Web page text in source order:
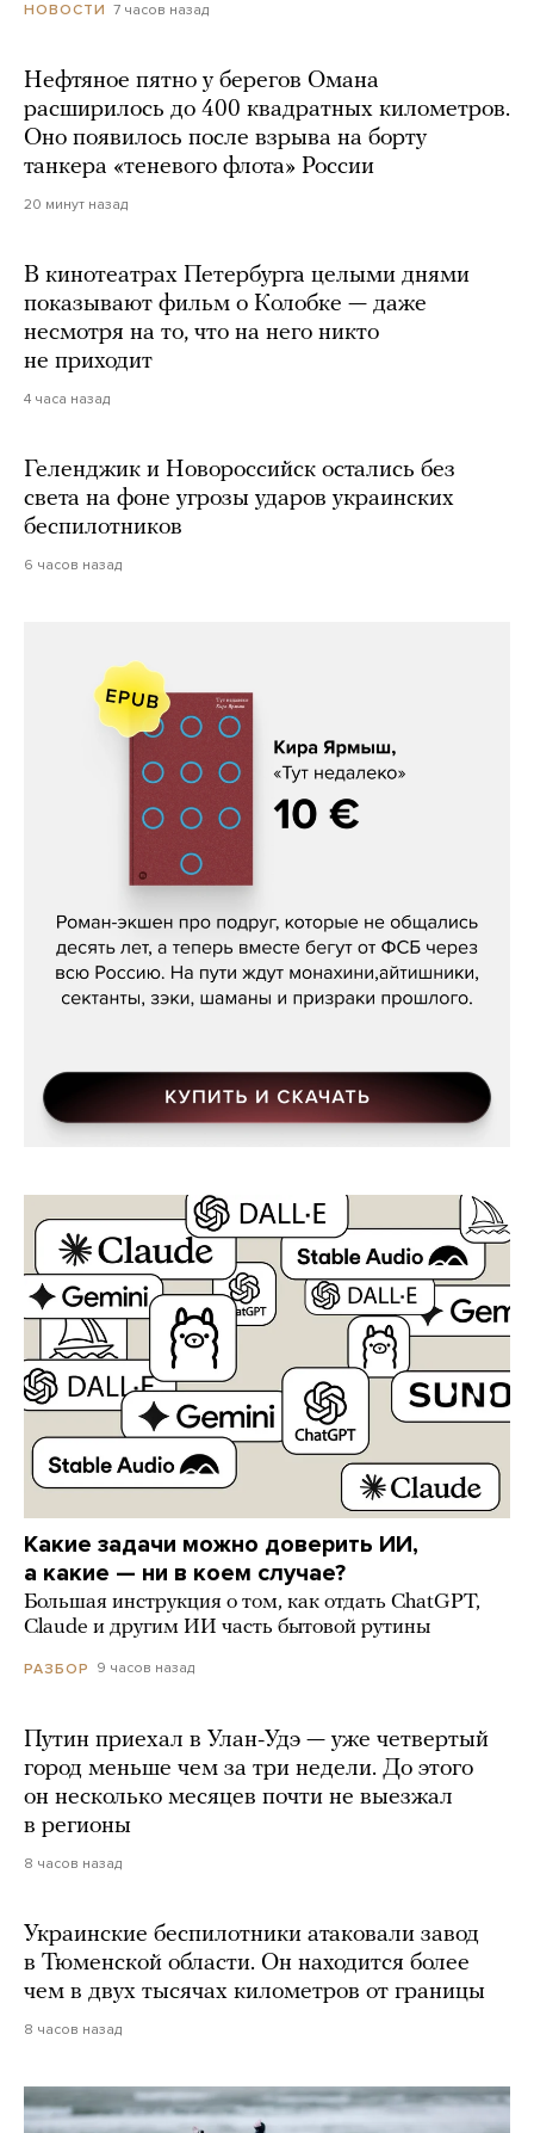
НОВОСТИ 7 часов назад
Нефтяное пятно у берегов Омана
расширилось до 400 квадратных километров.
Оно появилось после взрыва на борту
танкера «теневого флота» России
20 минут назад
В кинотеатрах Петербурга целыми днями
показывают фильм о Колобке — даже
несмотря на то, что на него никто
не приходит
4 часа назад
Геленджик и Новороссийск остались без
света на фоне угрозы ударов украинских
беспилотников
6 часов назад
Кира Ярмыш, «Тут недалеко»
Какие задачи можно доверить ИИ,
а какие — ни в коем случае?
Большая инструкция о том, как отдать ChatGPT,
Claude и другим ИИ часть бытовой рутины
РАЗБОР 9 часов назад
Путин приехал в Улан-Удэ — уже четвертый
город меньше чем за три недели. До этого
он несколько месяцев почти не выезжал
в регионы
8 часов назад
Украинские беспилотники атаковали завод
в Тюменской области. Он находится более
чем в двух тысячах километров от границы
8 часов назад